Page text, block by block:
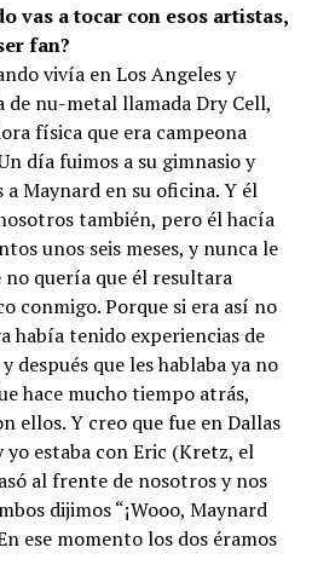
vas a tocar con esos artistas,
fan?
vivía en Los Angeles y
de nu-metal llamada Dry Cell,
física que era campeona
día fuimos a su gimnasio y
Maynard en su oficina. Y él
también, pero él hacía
unos seis meses, y nunca le
quería que él resultara
conmigo. Porque si era así no
había tenido experiencias de
después que les hablaba ya no
hace mucho tiempo atrás,
ellos. Y creo que fue en Dallas
estaba con Eric (Kretz, el
al frente de nosotros y nos
dijimos “¡Wooo, Maynard
ese momento los dos éramos